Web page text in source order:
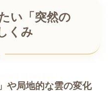
い「突然の
くみ
や局地的な雲の変化